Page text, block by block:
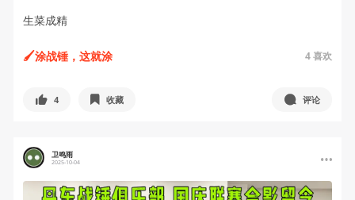
生菜成精
🖌️涂战锤，这就涂 4喜欢
4 收藏 评论
卫鸣雨
2025-10-04